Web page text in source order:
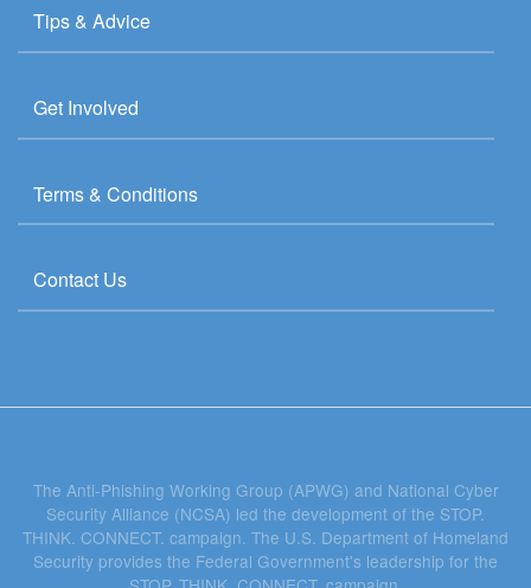
Tips & Advice
Get Involved
Terms & Conditions
Contact Us
The Anti-Phishing Working Group (APWG) and National Cyber
Security Alliance (NCSA) led the development of the STOP.
THINK. CONNECT. campaign. The U.S. Department of Homeland
Security provides the Federal Government's leadership for the